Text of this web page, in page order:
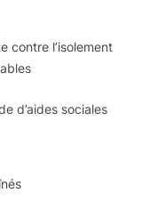
contre l’isolement
d’aides sociales